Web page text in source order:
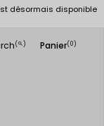
désormais disponible
(
search ) Panier(0)